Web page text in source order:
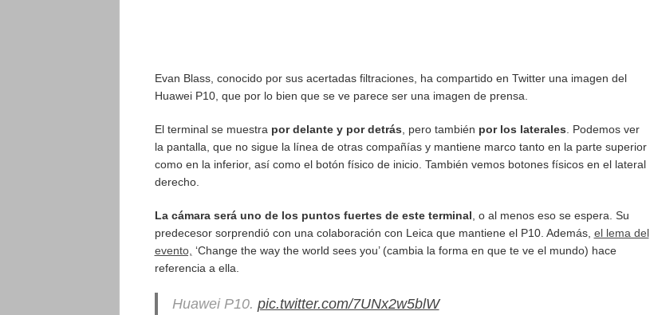
Evan Blass, conocido por sus acertadas filtraciones, ha compartido en Twitter una imagen del
Huawei P10, que por lo bien que se ve parece ser una imagen de prensa.
El terminal se muestra por delante y por detrás , pero también por los laterales . Podemos ver
la pantalla, que no sigue la línea de otras compañías y mantiene marco tanto en la parte superior
como en la inferior, así como el botón físico de inicio. También vemos botones físicos en el lateral
derecho.
La cámara será uno de los puntos fuertes de este terminal , o al menos eso se espera. Su
predecesor sorprendió con una colaboración con Leica que mantiene el P10. Además, el lema del
evento, ‘Change the way the world sees you’ (cambia la forma en que te ve el mundo) hace
referencia a ella.
Huawei P10. pic.twitter.com/7UNx2w5blW